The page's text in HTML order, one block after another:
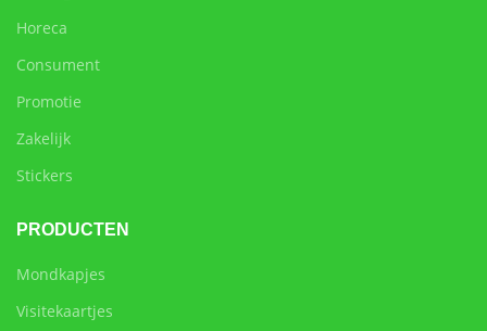
Horeca
Consument
Promotie
Zakelijk
Stickers
PRODUCTEN
Mondkapjes
Visitekaartjes